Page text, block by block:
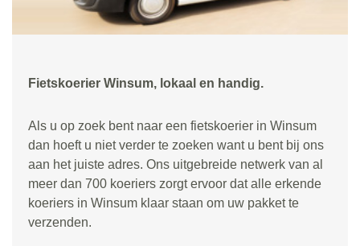
Fietskoerier Winsum, lokaal en handig.
Als u op zoek bent naar een fietskoerier in Winsum
dan hoeft u niet verder te zoeken want u bent bij ons
aan het juiste adres. Ons uitgebreide netwerk van al
meer dan 700 koeriers zorgt ervoor dat alle erkende
koeriers in Winsum klaar staan om uw pakket te
verzenden.